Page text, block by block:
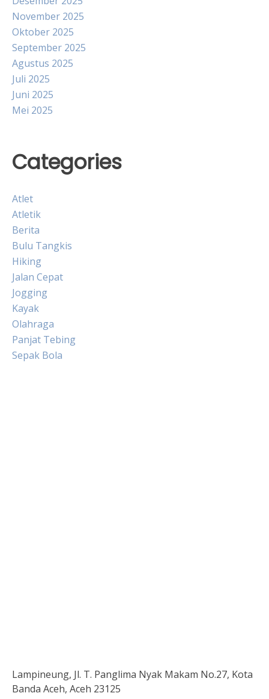
November 2025
Oktober 2025
September 2025
Agustus 2025
Juli 2025
Juni 2025
Mei 2025
Categories
Atlet
Atletik
Berita
Bulu Tangkis
Hiking
Jalan Cepat
Jogging
Kayak
Olahraga
Panjat Tebing
Sepak Bola
Lampineung, Jl. T. Panglima Nyak Makam No.27, Kota
Banda Aceh, Aceh 23125